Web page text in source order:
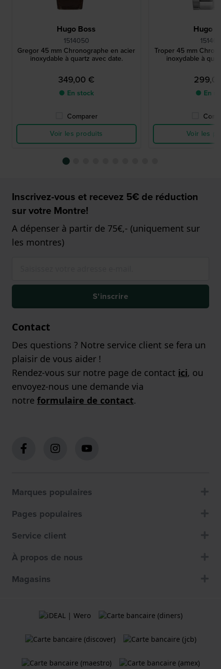
Hugo Boss
1514050
Gregor 45 mm Chronographe en acier
inoxydable à quartz avec date.
349,00 €
● En stock
Comparer
Voir les produits
Hugo
Troper 45 mm
inoxydable à
● En
Voir les
Inscrivez-vous et recevez 5€ de réduction
sur votre Montre!
A dépenser à partir de 75€,- (uniquement sur
les montres)
S'inscrire
Contact
Des questions ? Notre service client se fera un
plaisir de vous aider !
Rendez-vous sur notre page de contact ici, ou
envoyez-nous une demande via
notre formulaire de contact.
Marques populaires
Pages populaires
Service client
À propos de nous
Magasins